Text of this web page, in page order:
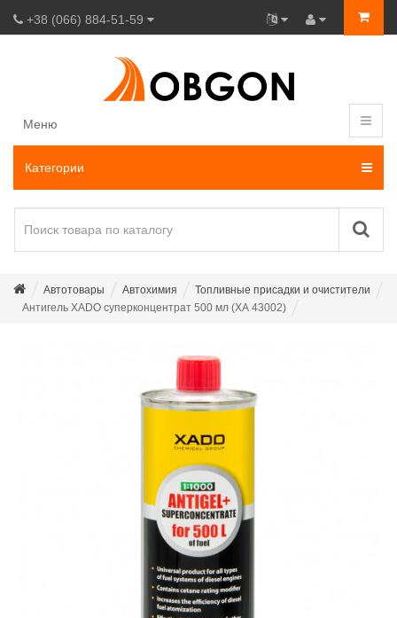
+38 (066) 884-51-59
Меню
Категории
Автотовары Автохимия
Топливные присадки и очистители
Антигель XADO суперконцентрат 500 мл (ХА 43002)